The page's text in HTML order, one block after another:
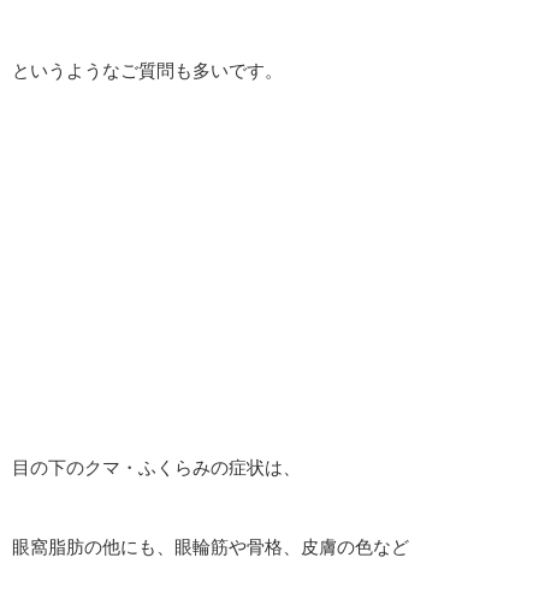
というようなご質問も多いです。
目の下のクマ・ふくらみの症状は、
眼窩脂肪の他にも、眼輪筋や骨格、皮膚の色など